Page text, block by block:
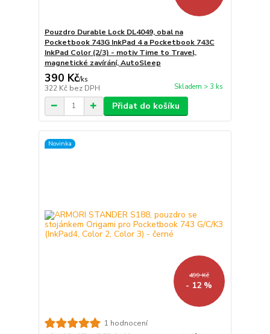
Pouzdro Durable Lock DL4049, obal na
Pocketbook 743G InkPad 4 a Pocketbook 743C
InkPad Color (2/3) - motiv Time to Travel,
magnetické zavírání, AutoSleep
390 Kč/ks
322 Kč bez DPH Skladem > 3 ks
Přidat do košíku
Novinka
499 Kč
- 12 %
1 hodnocení